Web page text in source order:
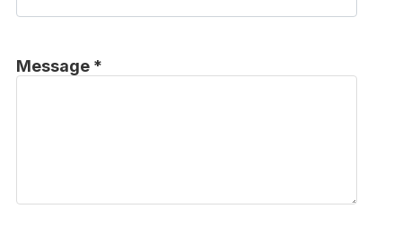
Message *